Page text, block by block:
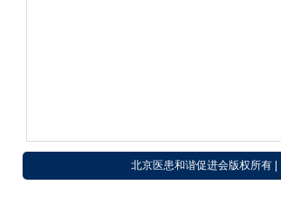
北京医患和谐促进会版权所